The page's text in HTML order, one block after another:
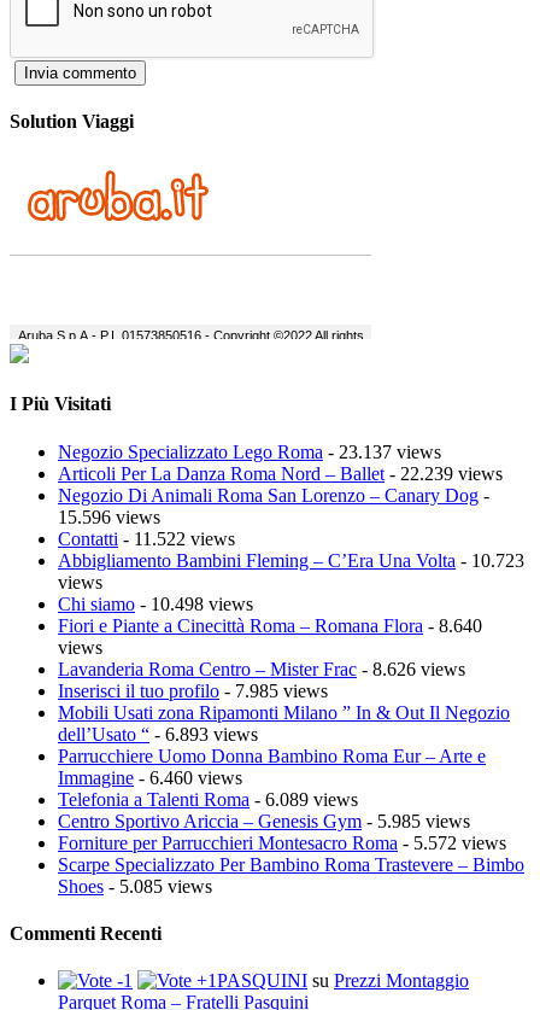
Solution Viaggi
I Più Visitati
Negozio Specializzato Lego Roma - 23.137 views
Articoli Per La Danza Roma Nord – Ballet - 22.239 views
Negozio Di Animali Roma San Lorenzo – Canary Dog -
15.596 views
Contatti - 11.522 views
Abbigliamento Bambini Fleming – C’Era Una Volta - 10.723
views
Chi siamo - 10.498 views
Fiori e Piante a Cinecittà Roma – Romana Flora - 8.640
views
Lavanderia Roma Centro – Mister Frac - 8.626 views
Inserisci il tuo profilo - 7.985 views
Mobili Usati zona Ripamonti Milano ” In & Out Il Negozio
dell’Usato “ - 6.893 views
Parrucchiere Uomo Donna Bambino Roma Eur – Arte e
Immagine - 6.460 views
Telefonia a Talenti Roma - 6.089 views
Centro Sportivo Ariccia – Genesis Gym - 5.985 views
Forniture per Parrucchieri Montesacro Roma - 5.572 views
Scarpe Specializzato Per Bambino Roma Trastevere – Bimbo
Shoes - 5.085 views
Commenti Recenti
PASQUINI su Prezzi Montaggio
Parquet Roma – Fratelli Pasquini